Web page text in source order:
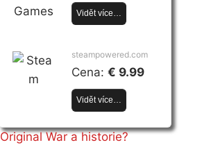
Vidět více…
steampowered.com
Cena: € 9.99
Vidět více…
Original War a historie?